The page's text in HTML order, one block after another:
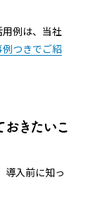
例は、当社
例つきでご紹
きたいこ
導入前に知っ